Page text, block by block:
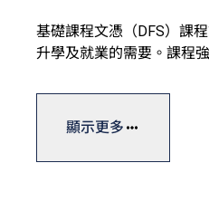
基礎課程文憑（DFS）課
升學及就業的需要。課程
基礎課程文憑一般修讀期
畢業生可直升VTC高級文
顯示更多